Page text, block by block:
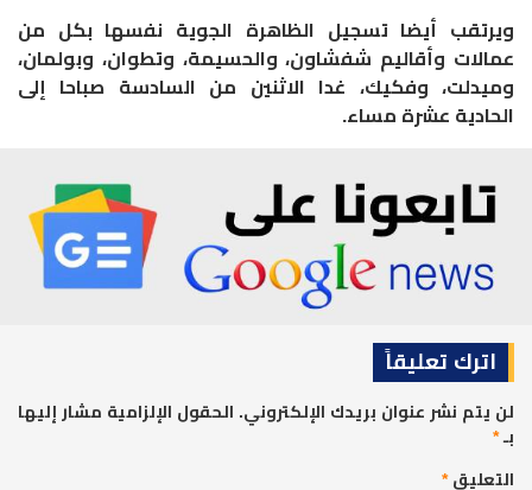
ويرتقب أيضا تسجيل الظاهرة الجوية نفسها بكل من
عمالات وأقاليم شفشاون، والحسيمة، وتطوان، وبولمان،
وميدلت، وفكيك، غدا الاثنين من السادسة صباحا إلى
الحادية عشرة مساء.
اترك تعليقاً
لن يتم نشر عنوان بريدك الإلكتروني. الحقول الإلزامية مشار إليها
بـ*
التعليق*